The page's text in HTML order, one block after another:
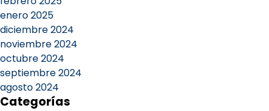
enero 2025
diciembre 2024
noviembre 2024
octubre 2024
septiembre 2024
agosto 2024
Categorías